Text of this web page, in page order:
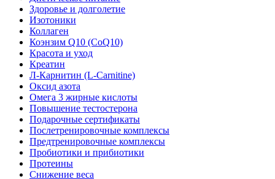
Здоровье и долголетие
Изотоники
Коллаген
Коэнзим Q10 (CoQ10)
Красота и уход
Креатин
Л-Карнитин (L-Сarnitine)
Оксид азота
Омега 3 жирные кислоты
Повышение тестостерона
Подарочные сертификаты
Послетренировочные комплексы
Предтренировочные комплексы
Пробиотики и прибиотики
Протеины
Снижение веса